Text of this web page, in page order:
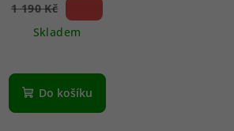
1 190 Kč
Skladem
hodnocení
produktu
Do košíku